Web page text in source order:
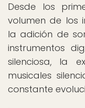
Desde los
volumen de los
la adición de
instrumentos
silenciosa, la
musicales
constante